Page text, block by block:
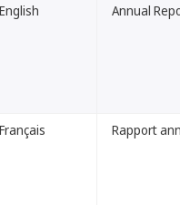
English Annual
Français Rapport